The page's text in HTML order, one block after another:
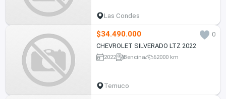
Las Condes
$34.490.000
0
CHEVROLET SILVERADO LTZ 2022
2022 Bencina 62000 km
Temuco